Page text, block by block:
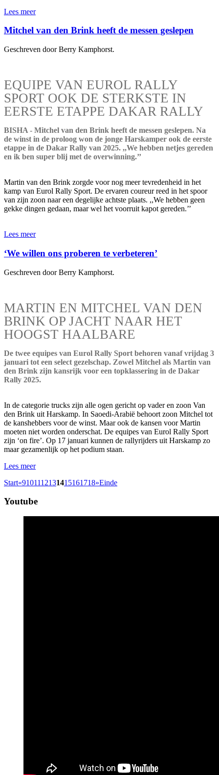
Lees meer
Mitchel van den Brink heeft de messen geslepen
Geschreven door Berry Kamphorst.
EQUIPE VAN EUROL RALLY
SPORT OOK DE STERKSTE IN
EERSTE ETAPPE DAKAR RALLY
BISHA - Mitchel van den Brink heeft de messen geslepen. Na
de winst in de proloog won de jonge Harskamper ook de eerste
etappe in de Dakar Rally van 2025. ,,We hebben netjes gereden
en ik ben super blij met de overwinning.’’
Martin van den Brink zorgde voor nog meer tevredenheid in het
kamp van Eurol Rally Sport. De ervaren coureur reed in het spoor
van zijn zoon naar een degelijke achtste plaats. ,,We hebben geen
gekke dingen gedaan, maar wel het voorruit kapot gereden.’’
Lees meer
‘We willen ons proberen te verbeteren’
Geschreven door Berry Kamphorst.
MARTIN EN MITCHEL VAN DEN
BRINK OP JACHT NAAR HET
HOOGST HAALBARE
De twee equipes van Eurol Rally Sport behoren vanaf vrijdag 3
januari tot een select gezelschap. Zowel Mitchel als Martin van
den Brink zijn kansrijk voor een topklassering in de Dakar
Rally 2025.
In de categorie trucks zijn alle ogen gericht op vader en zoon Van
den Brink uit Harskamp. In Saoedi-Arabië behoort zoon Mitchel tot
de kanshebbers voor de winst. Maar ook de kansen voor Martin
moeten niet worden onderschat. De equipes van Eurol Rally Sport
zijn ‘on fire’. Op 17 januari kunnen de rallyrijders uit Harskamp zo
maar gezamenlijk op het podium staan.
Lees meer
Start«9101112131415161718»Einde
Youtube